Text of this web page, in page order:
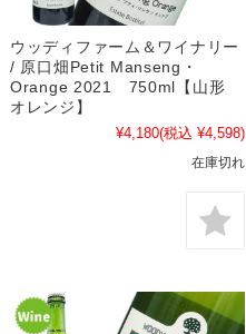
ウッディファーム＆ワイナリー
/ 原口畑Petit Manseng・
Orange 2021 750ml【山形
オレンジ】
¥4,180(税込 ¥4,598)
在庫切れ